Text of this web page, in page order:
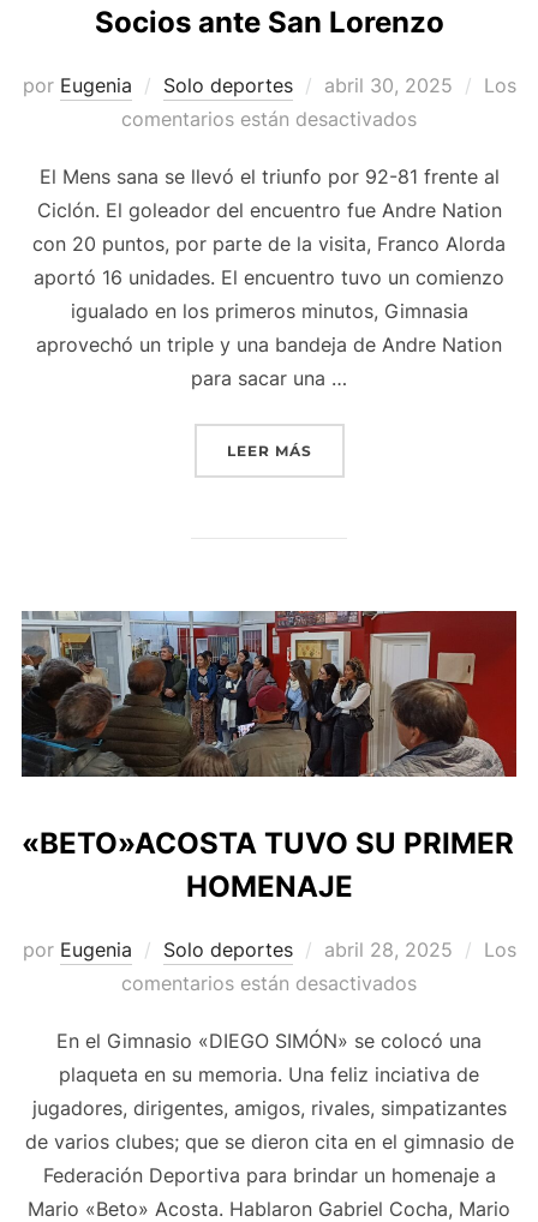
Socios ante San Lorenzo
por Eugenia Solo deportes
Publicado
el
abril 30, 2025
Los
comentarios están desactivados
El Mens sana se llevó el triunfo por 92-81 frente al
Ciclón. El goleador del encuentro fue Andre Nation
con 20 puntos, por parte de la visita, Franco Alorda
aportó 16 unidades. El encuentro tuvo un comienzo
igualado en los primeros minutos, Gimnasia
aprovechó un triple y una bandeja de Andre Nation
para sacar una …
LEER MÁS«GIMNASIA VOLVIÓ A LA
«BETO»ACOSTA TUVO SU PRIMER
HOMENAJE
por Eugenia Solo deportes
Publicado
el
abril 28, 2025
Los
comentarios están desactivados
En el Gimnasio «DIEGO SIMÓN» se colocó una
plaqueta en su memoria. Una feliz inciativa de
jugadores, dirigentes, amigos, rivales, simpatizantes
de varios clubes; que se dieron cita en el gimnasio de
Federación Deportiva para brindar un homenaje a
Mario «Beto» Acosta. Hablaron Gabriel Cocha, Mario